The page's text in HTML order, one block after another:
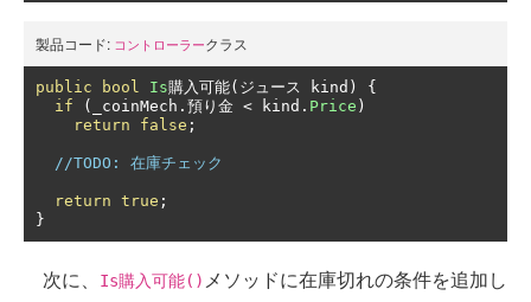
製品コード: コントローラークラス
public bool Is購入可能(ジュース kind )
{
if
( _coinMech .預り金 < kind . Price )
return
false ;
//TODO: 在庫チェック
return true ;
}
次に、 Is購入可能() メソッドに在庫切れの条件を追加し